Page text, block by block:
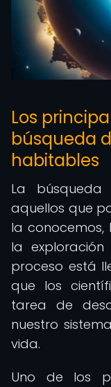
Los
búsqueda
habitables
La búsqueda
aquellos que
la conocemos,
la
proceso está
que los
tarea de
nuestro
vida.
Uno de los